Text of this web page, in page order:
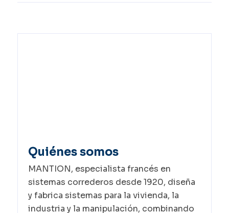
Quiénes somos
MANTION, especialista francés en
sistemas correderos desde 1920, diseña
y fabrica sistemas para la vivienda, la
industria y la manipulación, combinando